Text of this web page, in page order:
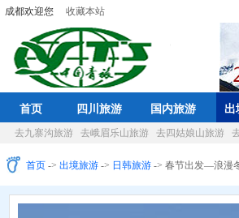
成都欢迎您 收藏本站
首页 四川旅游 国内旅游 出
去九寨沟旅游 去峨眉乐山旅游 去四姑娘山旅游
首页 -> 出境旅游 -> 日韩旅游 -> 春节出发—浪漫